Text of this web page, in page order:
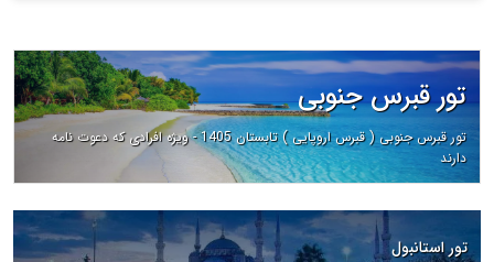
تور قبرس جنوبی
تور قبرس جنوبی ( قبرس اروپایی ) تابستان 1405 - ویژه افرادی که دعوت نامه
دارند
تور استانبول